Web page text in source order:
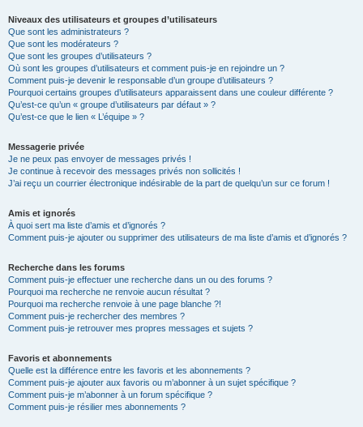
Niveaux des utilisateurs et groupes d’utilisateurs
Que sont les administrateurs ?
Que sont les modérateurs ?
Que sont les groupes d’utilisateurs ?
Où sont les groupes d’utilisateurs et comment puis-je en rejoindre un ?
Comment puis-je devenir le responsable d’un groupe d’utilisateurs ?
Pourquoi certains groupes d’utilisateurs apparaissent dans une couleur différente ?
Qu’est-ce qu’un « groupe d’utilisateurs par défaut » ?
Qu’est-ce que le lien « L’équipe » ?
Messagerie privée
Je ne peux pas envoyer de messages privés !
Je continue à recevoir des messages privés non sollicités !
J’ai reçu un courrier électronique indésirable de la part de quelqu’un sur ce forum !
Amis et ignorés
À quoi sert ma liste d’amis et d’ignorés ?
Comment puis-je ajouter ou supprimer des utilisateurs de ma liste d’amis et d’ignorés ?
Recherche dans les forums
Comment puis-je effectuer une recherche dans un ou des forums ?
Pourquoi ma recherche ne renvoie aucun résultat ?
Pourquoi ma recherche renvoie à une page blanche ?!
Comment puis-je rechercher des membres ?
Comment puis-je retrouver mes propres messages et sujets ?
Favoris et abonnements
Quelle est la différence entre les favoris et les abonnements ?
Comment puis-je ajouter aux favoris ou m’abonner à un sujet spécifique ?
Comment puis-je m’abonner à un forum spécifique ?
Comment puis-je résilier mes abonnements ?